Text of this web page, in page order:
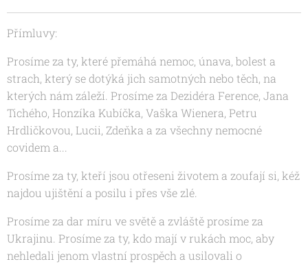
Přímluvy:
Prosíme za ty, které přemáhá nemoc, únava, bolest a
strach, který se dotýká jich samotných nebo těch, na
kterých nám záleží. Prosíme za Dezidéra Ference, Jana
Tichého, Honzíka Kubíčka, Vaška Wienera, Petru
Hrdličkovou, Lucii, Zdeňka a za všechny nemocné
covidem a...
Prosíme za ty, kteří jsou otřeseni životem a zoufají si, kéž
najdou ujištění a posilu i přes vše zlé.
Prosíme za dar míru ve světě a zvláště prosíme za
Ukrajinu. Prosíme za ty, kdo mají v rukách moc, aby
nehledali jenom vlastní prospěch a usilovali o